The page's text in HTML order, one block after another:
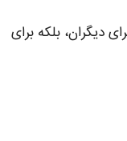
دیگران، بلکه برای